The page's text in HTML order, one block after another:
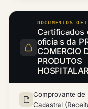
DOCUMENTOS
Certificados
oficiais da
COMERCIO
PRODUTOS
Comprovante de
Cadastral